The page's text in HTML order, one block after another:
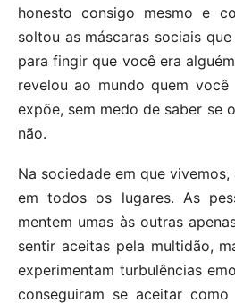
honesto consigo mesmo e
soltou as máscaras sociais
para fingir que você era
revelou ao mundo quem você
expõe, sem medo de saber se
não.
Na sociedade em que
em todos os lugares. As
mentem umas às outras
sentir aceitas pela multidão,
experimentam turbulências
conseguiram se aceitar